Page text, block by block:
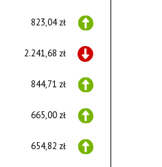
823,04 zł
2.241,68 zł
844,71 zł
665,00 zł
654,82 zł